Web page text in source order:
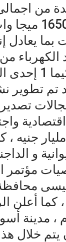
وات بما
وتعتبر
تم
مجالات
تبلغ نحو 11.6
و
محافظة
أعلن
2018 م
أن يتم